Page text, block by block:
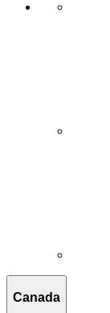
Canada